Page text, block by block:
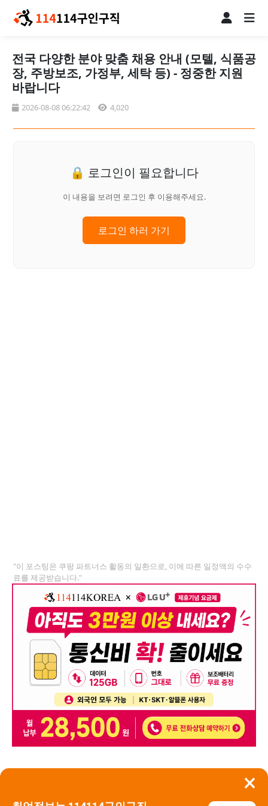
×
전국 다양한 분야 맞춤 채용 안내 (모텔, 식품공
장, 주방보조, 가정부, 세탁 등) - 정중한 지원
바랍니다
2026-08-08 06:22:42 4,020
🔒 로그인이 필요합니다
이 내용을 보려면 로그인 후 이용해주세요.
로그인 하러 가기
"이 포스팅은 쿠팡 파트너스 활동의 일환으로, 이에 따른 일정액의 수수
료를 제공받습니다."